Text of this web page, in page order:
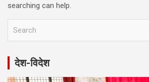
searching can help.
r
h
देश-विदेश